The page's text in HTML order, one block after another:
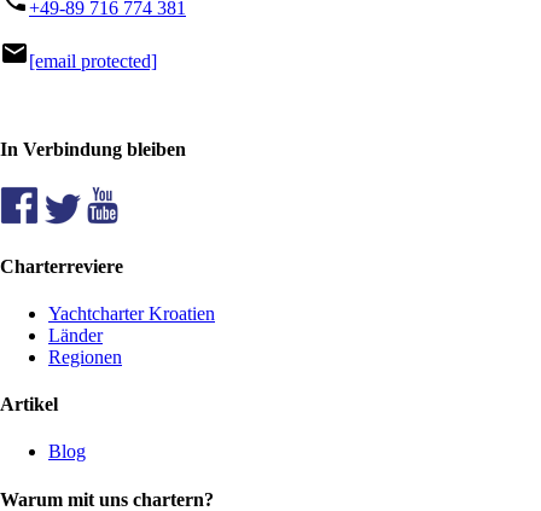
+49-89 716 774 381
mail[email protected]
In Verbindung bleiben
Charterreviere
Yachtcharter Kroatien
Länder
Regionen
Artikel
Blog
Warum mit uns chartern?